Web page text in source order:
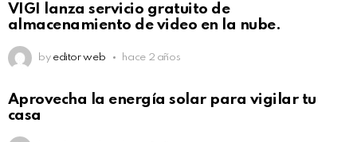
VIGI lanza servicio gratuito de
almacenamiento de video en la nube.
by editor web hace 2 años
Aprovecha la energía solar para vigilar tu
casa